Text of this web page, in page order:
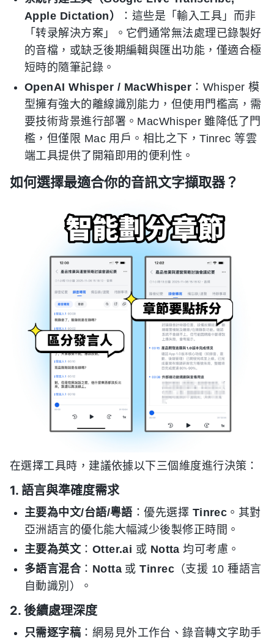
Apple Dictation）
：這些是「輸入工具」而非
「转录解決方案」。它們通常無法處理已錄製好
的音檔，或缺乏後期編輯與匯出功能，僅適合極
短時的隨筆記錄。
OpenAI Whisper / MacWhisper ：Whisper 模
型擁有強大的離線識別能力，但使用門檻高，需
要技術背景進行部署。MacWhisper 雖降低了門
檻，但僅限 Mac 用戶。相比之下，Tinrec 等雲
端工具提供了開箱即用的便利性。
如何選擇最適合你的音訊文字擷取器？
在選擇工具時，建議依據以下三個維度進行決策：
1. 語言與準確度需求
主要為中文/台語/粵語 ：優先選擇 Tinrec 。其對
亞洲語言的優化能大幅減少後製修正時間。
主要為英文 ： Otter.ai 或 Notta 均可考慮。
多語言混合： Notta或Tinrec （支援 10 種語言
自動識別）。
2. 後續處理深度
只需逐字稿 ：網易見外工作台、錄音轉文字助手